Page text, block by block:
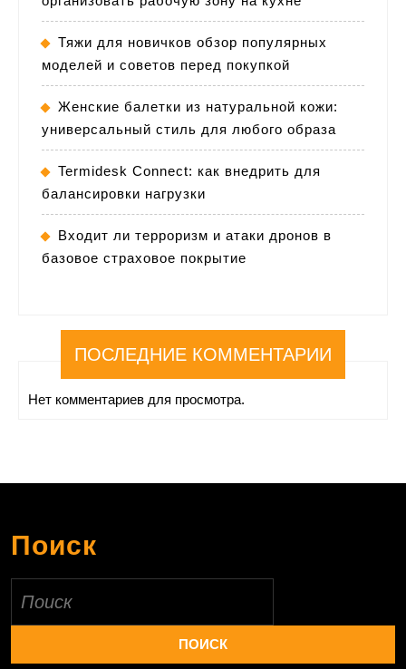
Тяжи для новичков обзор популярных
моделей и советов перед покупкой
Женские балетки из натуральной кожи:
универсальный стиль для любого образа
Termidesk Connect: как внедрить для
балансировки нагрузки
Входит ли терроризм и атаки дронов в
базовое страховое покрытие
ПОСЛЕДНИЕ КОММЕНТАРИИ
Нет комментариев для просмотра.
Поиск